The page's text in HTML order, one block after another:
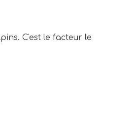
C'est le facteur le